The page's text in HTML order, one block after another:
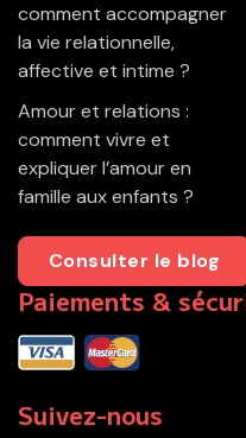
comment accompagner
la vie relationnelle,
affective et intime ?
Amour et relations :
comment vivre et
expliquer l’amour en
famille aux enfants ?
Consulter le blog
Paiements &
Suivez-nous